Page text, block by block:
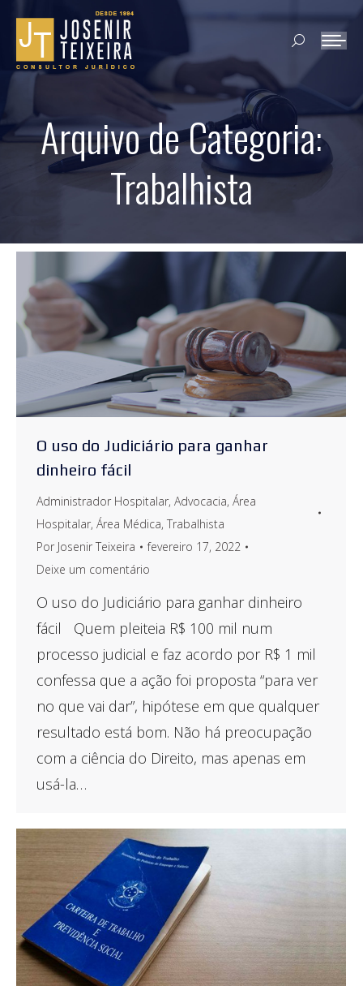
Search:
Arquivo de Categoria:
Trabalhista
O uso do Judiciário para ganhar
dinheiro fácil
Administrador Hospitalar, Advocacia, Área
Hospitalar, Área Médica, Trabalhista
Por Josenir Teixeira
fevereiro 17, 2022
Deixe um comentário
O uso do Judiciário para ganhar dinheiro
fácil Quem pleiteia R$ 100 mil num
processo judicial e faz acordo por R$ 1 mil
confessa que a ação foi proposta “para ver
no que vai dar”, hipótese em que qualquer
resultado está bom. Não há preocupação
com a ciência do Direito, mas apenas em
usá-la…